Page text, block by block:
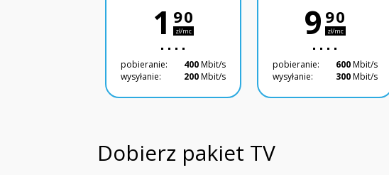
1 90
zł/mc
pobieranie: 400Mbit/s
wysyłanie:
200Mbit/s
9 90
zł/mc
pobieranie: 600Mbit/s
wysyłanie:
300Mbit/s
Dobierz pakiet TV